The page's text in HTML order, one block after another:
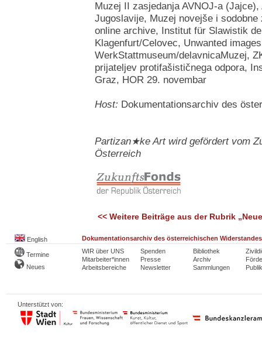
Muzej II zasjedanja AVNOJ-a
Jugoslavije, Muzej novejše i
online archive, Institut für Slawistik
Klagenfurt/Celovec, Unwanted
WerkStattmuseum/delavnicaMuzej,
prijateljev protifašističnega odpora,
Graz, HOR 29. novembar
Host: Dokumentationsarchiv des
Partizan★ke Art wird gefördert vom
Österreich
<< Weitere Beiträge aus der Rubrik
English Dokumentationsarchiv des österreichischen Widerstandes
Termine
Neues
WIR über UNS
Mitarbeiter*innen
Arbeitsbereiche
Spenden
Presse
Newsletter
Bibliothek
Archiv
Sammlungen
Unterstützt von: